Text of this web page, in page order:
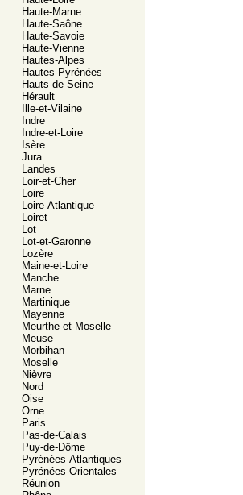
Haute-Marne
Haute-Saône
Haute-Savoie
Haute-Vienne
Hautes-Alpes
Hautes-Pyrénées
Hauts-de-Seine
Hérault
Ille-et-Vilaine
Indre
Indre-et-Loire
Isère
Jura
Landes
Loir-et-Cher
Loire
Loire-Atlantique
Loiret
Lot
Lot-et-Garonne
Lozère
Maine-et-Loire
Manche
Marne
Martinique
Mayenne
Meurthe-et-Moselle
Meuse
Morbihan
Moselle
Nièvre
Nord
Oise
Orne
Paris
Pas-de-Calais
Puy-de-Dôme
Pyrénées-Atlantiques
Pyrénées-Orientales
Réunion